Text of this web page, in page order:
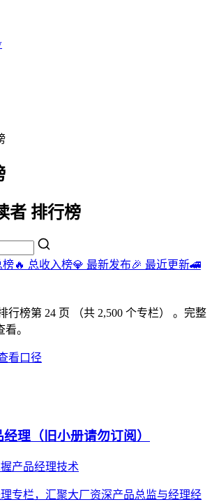
者 排行榜
🔥 总收入榜💎 最新发布🎉 最近更新🚄
行榜第 24 页 （共 2,500 个专栏）
。完整
。
看口径
理（旧小册请勿订阅）
产品经理技术
专栏，汇聚大厂资深产品总监与经理经